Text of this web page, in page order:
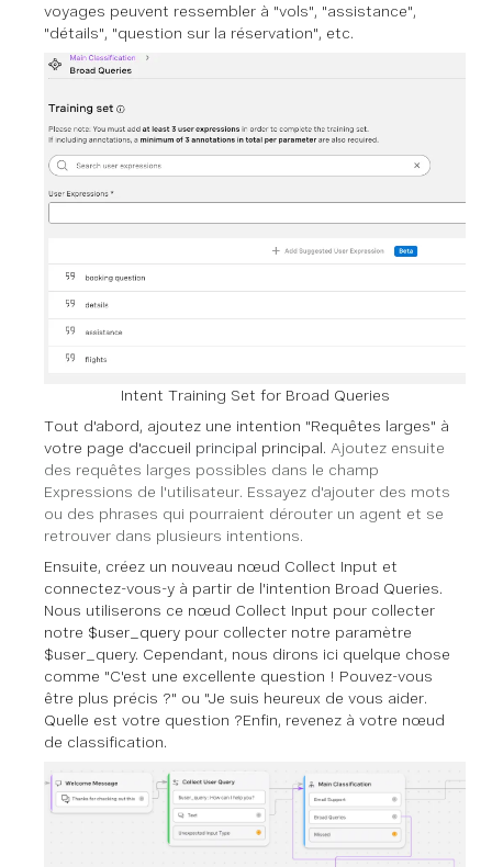
voyages peuvent ressembler à "vols", "assistance",
"détails", "question sur la réservation", etc.
Intent Training Set for Broad Queries
Tout d'abord, ajoutez une intention "Requêtes larges" à
votre page d'accueil principal principal. Ajoutez ensuite
des requêtes larges possibles dans le champ
Expressions de l'utilisateur. Essayez d'ajouter des mots
ou des phrases qui pourraient dérouter un agent et se
retrouver dans plusieurs intentions.
Ensuite, créez un nouveau nœud Collect Input et
connectez-vous-y à partir de l'intention Broad Queries.
Nous utiliserons ce nœud Collect Input pour collecter
notre $user_query pour collecter notre paramètre
$user_query. Cependant, nous dirons ici quelque chose
comme "C'est une excellente question ! Pouvez-vous
être plus précis ?" ou "Je suis heureux de vous aider.
Quelle est votre question ?Enfin, revenez à votre nœud
de classification.